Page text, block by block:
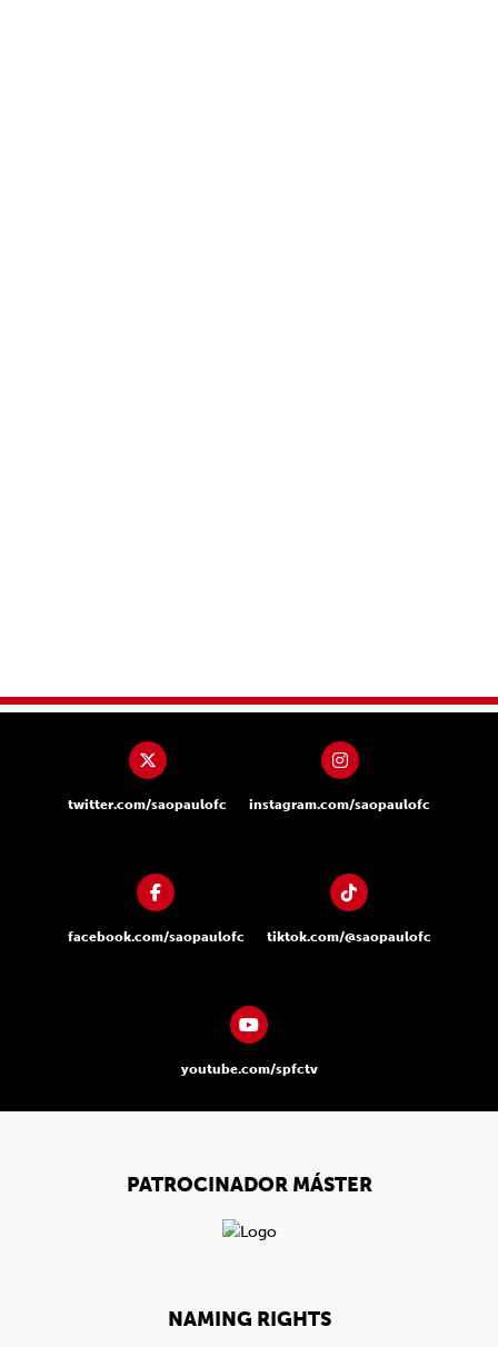
twitter.com/saopaulofc instagram.com/saopaulofc
facebook.com/saopaulofc tiktok.com/@saopaulofc
youtube.com/spfctv
PATROCINADOR MÁSTER
NAMING RIGHTS